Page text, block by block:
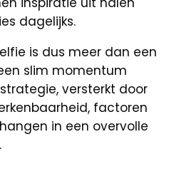
dagelijks.
is dus meer dan een
slim momentum
versterkt door
factoren
in een overvolle